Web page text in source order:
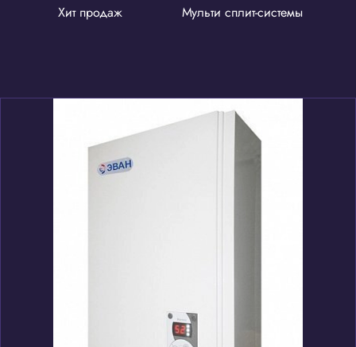
Хит продаж Мульти сплит-системы